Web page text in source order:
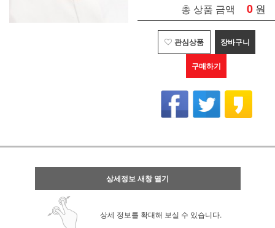
총 상품 금액 0 원
관심상품 장바구니
구매하기
상세정보 새창 열기
상세 정보를 확대해 보실 수 있습니다.